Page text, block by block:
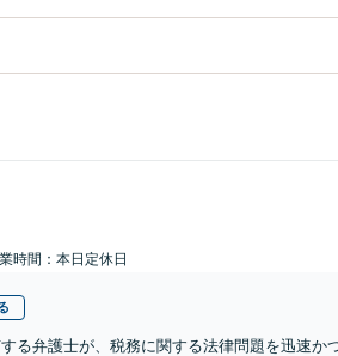
時間：本日定休日
る弁護士が、税務に関する法律問題を迅速か